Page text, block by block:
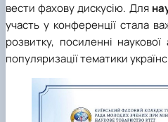
вести фахову дискусію. Для
участь у конференції стала
розвитку, посиленні
популяризації тематики